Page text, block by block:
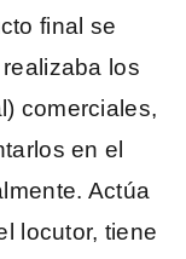
final se
los
comerciales,
en el
Actúa
locutor, tiene